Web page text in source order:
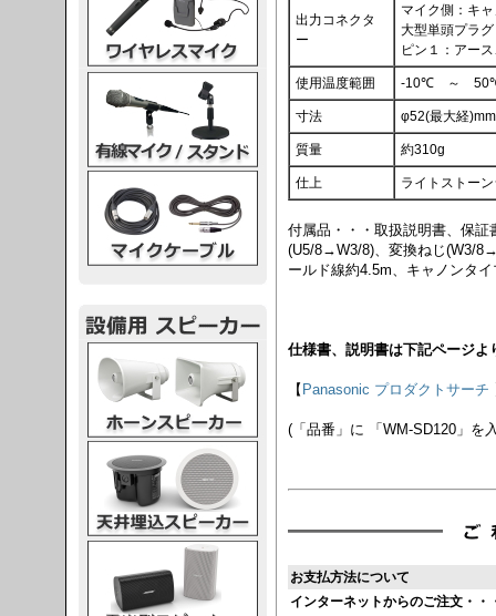
出力コネクタ
ー
マイク側：キ
大型単頭プラグ
ピン１：アー
使用温度範囲 -10℃ ～
寸法 φ52(最大経
質量 約310g
仕上 ライトストー
付属品・・・取扱説明書、保
(U5/8→W3/8)、変換ねじ(W3/
ールド線約4.5m、キャノンタ
仕様書、説明書は下記ページよ
【Panasonic プロダクトサーチ
(「品番」に 「WM-SD120」を
お支払方法について
インターネットからのご注文・・